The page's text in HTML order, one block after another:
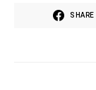
SHARE